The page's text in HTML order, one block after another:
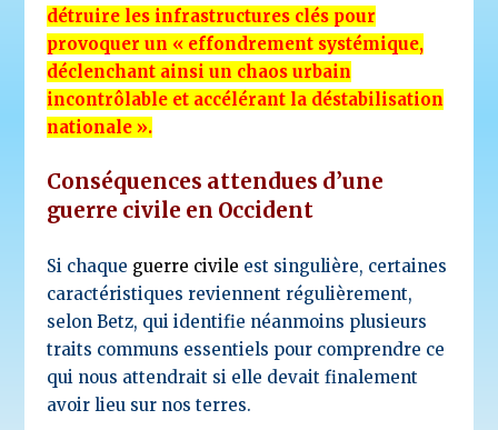
détruire les infrastructures clés pour
provoquer un « effondrement systémique,
déclenchant ainsi un chaos urbain
incontrôlable et accélérant la déstabilisation
nationale ».
Conséquences attendues d’une
guerre civile en Occident
Si chaque guerre civile est singulière, certaines
caractéristiques reviennent régulièrement,
selon Betz, qui identifie néanmoins plusieurs
traits communs essentiels pour comprendre ce
qui nous attendrait si elle devait finalement
avoir lieu sur nos terres.